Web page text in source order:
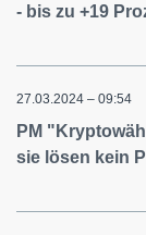
- bis zu +19
27.03.2024 – 09:54
PM
sie lösen kein